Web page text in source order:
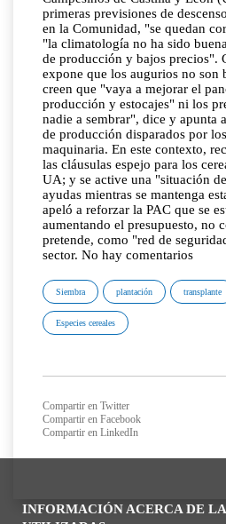
INFORMACIÓN ACERCA DE
primeras previsiones de
en la Comunidad, "se quedan
"la climatología no ha sido
de producción y bajos precios".
expone que los augurios no son
creen que "vaya a mejorar el
producción y estocajes" ni los
nadie a sembrar", dice y apunta
de producción disparados por
maquinaria. En este contexto,
las cláusulas espejo para los
UA; y se active una "situación
ayudas mientras se mantenga
apeló a reforzar la PAC que se
aumentando el presupuesto, no
pretende, como "red de
sector. No hay comentarios
Siembra plantación transplante
Especies cereales
Compartir en Twitter
Compartir en Facebook
Compartir en LinkedIn